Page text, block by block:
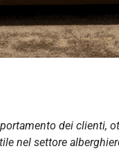
dei clienti,
nel settore